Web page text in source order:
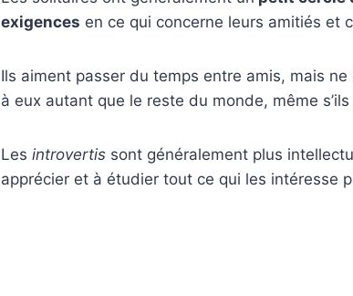
exigences en ce qui concerne leurs amitiés et
Ils aiment passer du temps entre amis, mais
à eux autant que le reste du monde, même
Les introvertis sont généralement plus
apprécier et à étudier tout ce qui les intéresse